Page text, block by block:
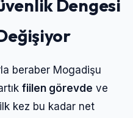
Dengesi
beraber Mogadişu
fiilen görevde ve
kez bu kadar net